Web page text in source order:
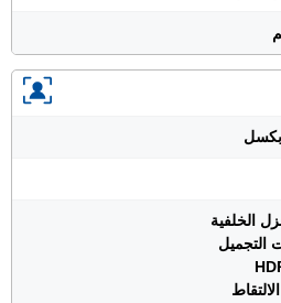
الخلفية
التجميل